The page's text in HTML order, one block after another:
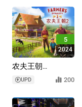
5
2024
农夫王朝
2/Farmer's
Dynasty 2
UPD 200